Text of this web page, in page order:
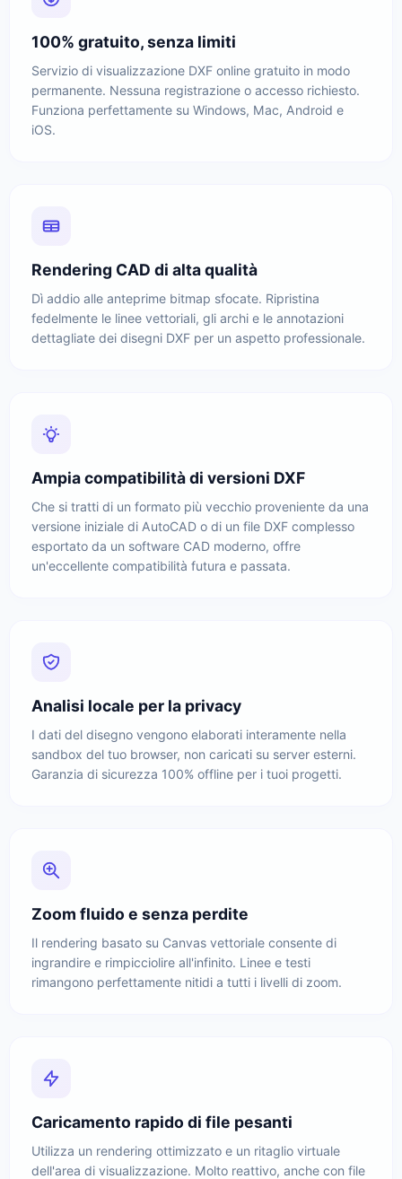
100% gratuito, senza limiti
Servizio di visualizzazione DXF online gratuito in modo
permanente. Nessuna registrazione o accesso richiesto.
Funziona perfettamente su Windows, Mac, Android e
iOS.
Rendering CAD di alta qualità
Dì addio alle anteprime bitmap sfocate. Ripristina
fedelmente le linee vettoriali, gli archi e le annotazioni
dettagliate dei disegni DXF per un aspetto professionale.
Ampia compatibilità di versioni DXF
Che si tratti di un formato più vecchio proveniente da una
versione iniziale di AutoCAD o di un file DXF complesso
esportato da un software CAD moderno, offre
un'eccellente compatibilità futura e passata.
Analisi locale per la privacy
I dati del disegno vengono elaborati interamente nella
sandbox del tuo browser, non caricati su server esterni.
Garanzia di sicurezza 100% offline per i tuoi progetti.
Zoom fluido e senza perdite
Il rendering basato su Canvas vettoriale consente di
ingrandire e rimpicciolire all'infinito. Linee e testi
rimangono perfettamente nitidi a tutti i livelli di zoom.
Caricamento rapido di file pesanti
Utilizza un rendering ottimizzato e un ritaglio virtuale
dell'area di visualizzazione. Molto reattivo, anche con file